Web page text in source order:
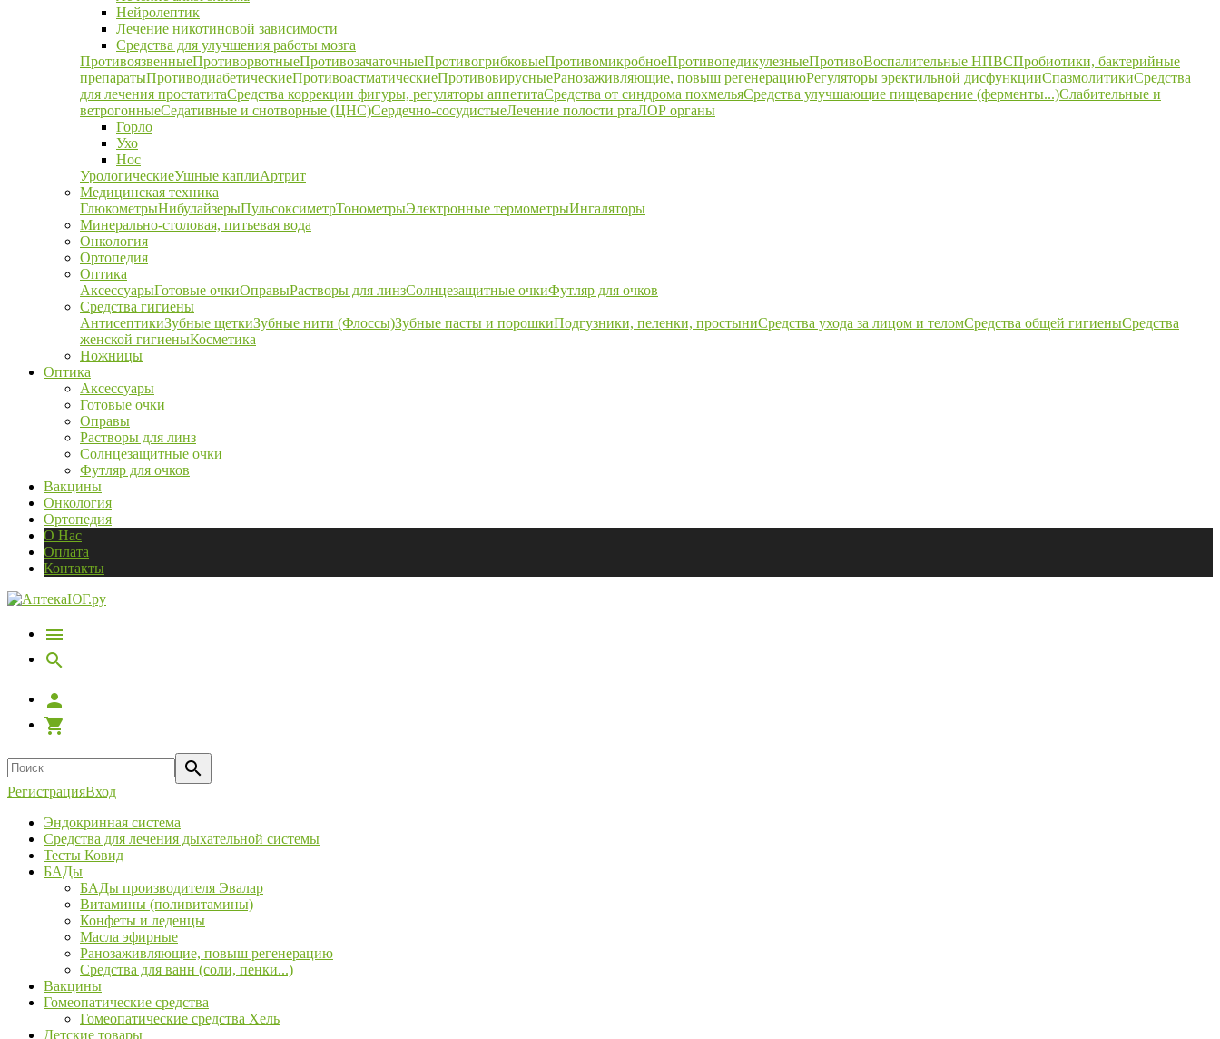
Нейролептик
Лечение никотиновой зависимости
Средства для улучшения работы мозга
ПротивоязвенныеПротиворвотныеПротивозачаточныеПротивогрибковыеПротивомикробноеПротивопедикулезныеПротивоВоспалительные НПВСПробиотики, бактерийные
препаратыПротиводиабетическиеПротивоастматическиеПротивовирусныеРанозаживляющие, повыш регенерациюРегуляторы эректильной дисфункцииСпазмолитикиСредства
для лечения простатитаСредства коррекции фигуры, регуляторы аппетитаСредства от синдрома похмельяСредства улучшающие пищеварение (ферменты...)Слабительные и
ветрогонныеСедативные и снотворные (ЦНС)Сердечно-сосудистыеЛечение полости ртаЛОР органы
Горло
Ухо
Нос
УрологическиеУшные каплиАртрит
Медицинская техника
ГлюкометрыНибулайзерыПульсоксиметрТонометрыЭлектронные термометрыИнгаляторы
Минерально-столовая, питьевая вода
Онкология
Ортопедия
Оптика
АксессуарыГотовые очкиОправыРастворы для линзСолнцезащитные очкиФутляр для очков
Средства гигиены
АнтисептикиЗубные щеткиЗубные нити (Флоссы)Зубные пасты и порошкиПодгузники, пеленки, простыниСредства ухода за лицом и теломСредства общей гигиеныСредства
женской гигиеныКосметика
Ножницы
Оптика
Аксессуары
Готовые очки
Оправы
Растворы для линз
Солнцезащитные очки
Футляр для очков
Вакцины
Онкология
Ортопедия
О Нас
Оплата
Контакты
РегистрацияВход
Эндокринная система
Средства для лечения дыхательной системы
Тесты Ковид
БАДы
БАДы производителя Эвалар
Витамины (поливитамины)
Конфеты и леденцы
Масла эфирные
Ранозаживляющие, повыш регенерацию
Средства для ванн (соли, пенки...)
Вакцины
Гомеопатические средства
Гомеопатические средства Хель
Детские товары